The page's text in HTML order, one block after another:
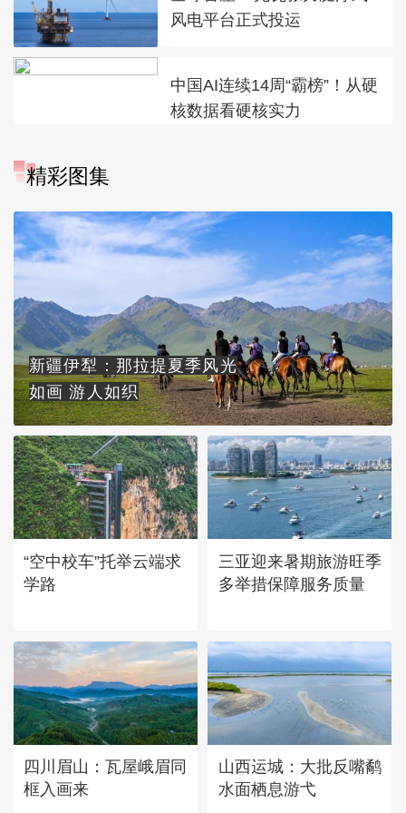
风电平台正式投运
中国AI连续14周“霸榜”！从硬
核数据看硬核实力
精彩图集
新疆伊犁：那拉提夏季风光
如画 游人如织
“空中校车”托举云端求
学路
三亚迎来暑期旅游旺季
多举措保障服务质量
四川眉山：瓦屋峨眉同
框入画来
山西运城：大批反嘴鹬
水面栖息游弋